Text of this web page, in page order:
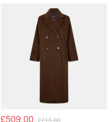
£509.00 £715.00